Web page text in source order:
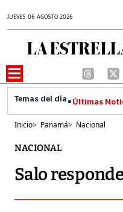
JUEVES 06 AGOSTO 2026
Últimas
Inicio> Panamá> Nacional
NACIONAL
Salo